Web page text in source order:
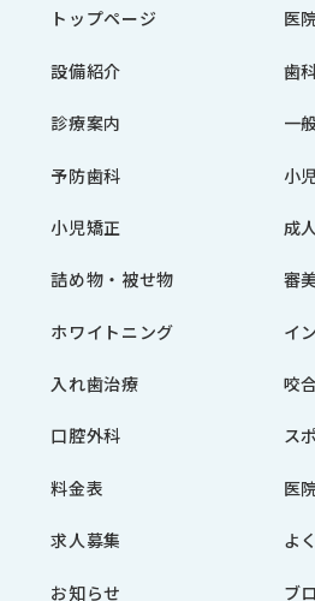
トップページ 医
設備紹介 歯
診療案内 一
予防歯科 小
小児矯正 成
詰め物・被せ物 審
ホワイトニング イ
入れ歯治療 咬
口腔外科 ス
料金表 医
求人募集 よ
お知らせ ブ